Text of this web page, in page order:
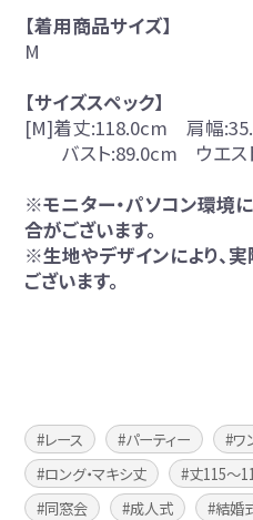
【着用商品サイズ】
M
【サイズスペック】
[M]着丈:118.0cm 肩幅
バスト:89.0cm ウエス
※モニター・パソコン環境
合がございます。
※生地やデザインにより、
ございます。
レース パーティー ワ
ロング・マキシ丈
丈115〜
同窓会
成人式 結婚